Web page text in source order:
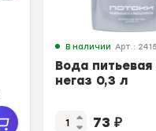
В наличии Арт.:
Вода
негаз 0,3 л
73 ₽